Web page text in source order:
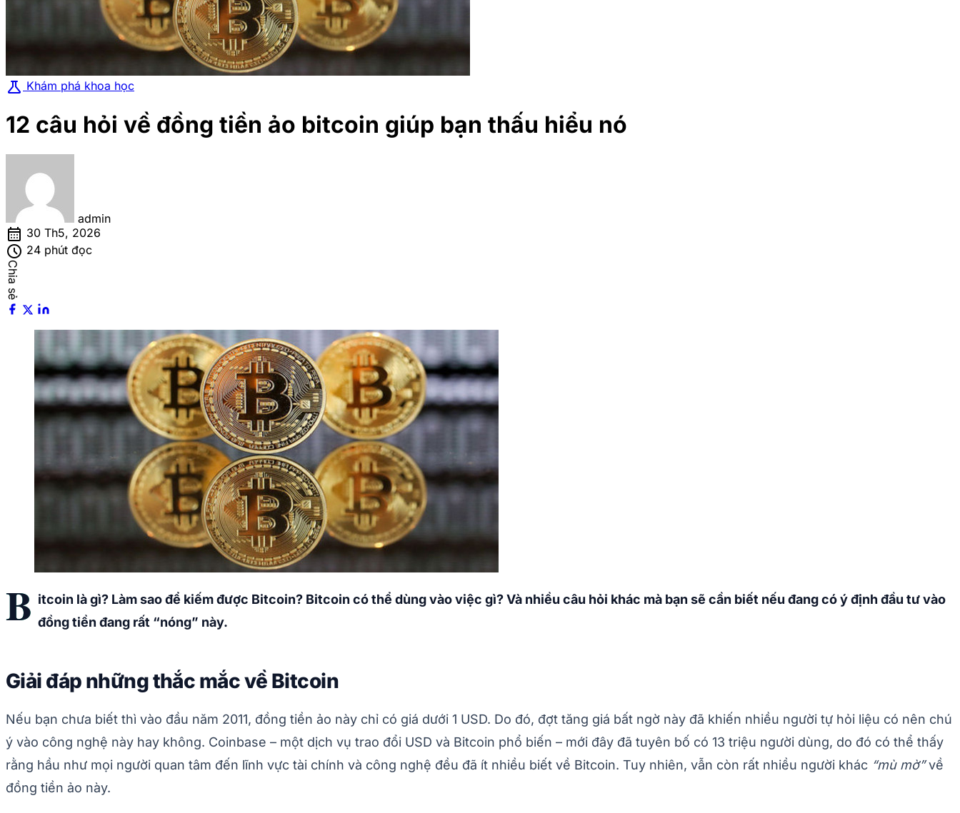
science Khám phá khoa học
12 câu hỏi về đồng tiền ảo bitcoin giúp bạn thấu hiểu nó
admin
calendar_month 30 Th5, 2026
schedule 24 phút đọc
Chia sẻ
B itcoin là gì? Làm sao để kiếm được Bitcoin? Bitcoin có thể dùng vào việc gì? Và nhiều câu hỏi khác mà bạn sẽ cần biết nếu đang có ý định đầu tư vào
đồng tiền đang rất “nóng” này.
Giải đáp những thắc mắc về Bitcoin
Nếu bạn chưa biết thì vào đầu năm 2011, đồng tiền ảo này chỉ có giá dưới 1 USD. Do đó, đợt tăng giá bất ngờ này đã khiến nhiều người tự hỏi liệu có nên chú
ý vào công nghệ này hay không. Coinbase – một dịch vụ trao đổi USD và Bitcoin phổ biến – mới đây đã tuyên bố có 13 triệu người dùng, do đó có thể thấy
rằng hầu như mọi người quan tâm đến lĩnh vực tài chính và công nghệ đều đã ít nhiều biết về Bitcoin. Tuy nhiên, vẫn còn rất nhiều người khác “mù mờ”về
đồng tiền ảo này.